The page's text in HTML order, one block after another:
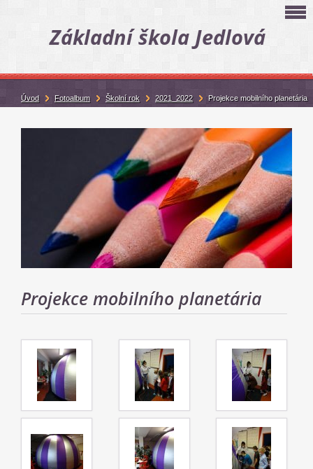
Základní škola Jedlová
Projekce mobilního planetária
Úvod Fotoalbum Školní rok 2021_2022 Projekce mobilního planetária